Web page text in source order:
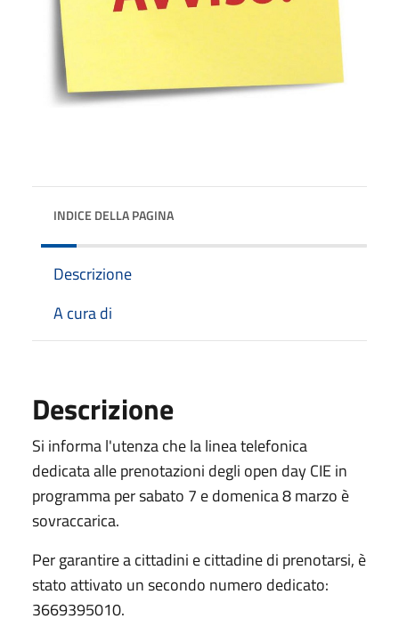
INDICE DELLA PAGINA
Descrizione
A cura di
Descrizione
Si informa l'utenza che la linea telefonica
dedicata alle prenotazioni degli open day CIE in
programma per sabato 7 e domenica 8 marzo è
sovraccarica.
Per garantire a cittadini e cittadine di prenotarsi, è
stato attivato un secondo numero dedicato:
3669395010.